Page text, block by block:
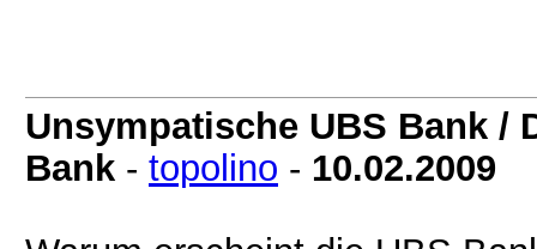
Unsympatische UBS Bank /
Bank - topolino - 10.02.2009